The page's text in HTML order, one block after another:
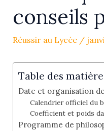
conseils
Réussir au Lycée /
Table des
Date et organisation
Calendrier officiel du
Coefficient et poids
Programme de